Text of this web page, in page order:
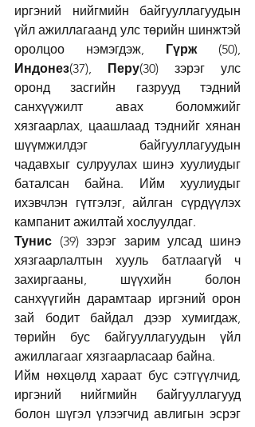
иргэний нийгмийн байгууллагуудын
үйл ажиллагаанд улс төрийн шинжтэй
оролцоо нэмэгдэж, Гүрж
Индонез(37), Перу(30) зэрэг улс
оронд засгийн газрууд тэдний
санхүүжилт авах боломжийг
хязгаарлах, цаашлаад тэднийг хянан
шүүмжилдэг байгууллагуудын
чадавхыг сулруулах шинэ хуулиудыг
баталсан байна. Ийм хуулиудыг
ихэвчлэн гүтгэлэг, айлган сүрдүүлэх
кампанит ажилтай хослуулдаг.
Тунис (39) зэрэг зарим улсад шинэ
хязгаарлалтын хууль батлаагүй ч
захиргааны, шүүхийн болон
санхүүгийн дарамтаар иргэний орон
зай бодит байдал дээр хумигдаж,
төрийн бус байгууллагуудын үйл
ажиллагааг хязгаарласаар байна.
Ийм нөхцөлд хараат бус сэтгүүлчид,
иргэний нийгмийн байгууллагууд
болон шүгэл үлээгчид авлигын эсрэг